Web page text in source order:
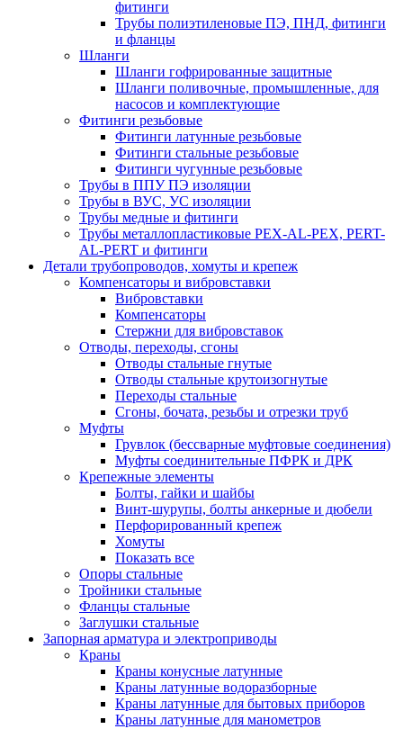
фитинги
Трубы полиэтиленовые ПЭ, ПНД, фитинги
и фланцы
Шланги
Шланги гофрированные защитные
Шланги поливочные, промышленные, для
насосов и комплектующие
Фитинги резьбовые
Фитинги латунные резьбовые
Фитинги стальные резьбовые
Фитинги чугунные резьбовые
Трубы в ППУ ПЭ изоляции
Трубы в ВУС, УС изоляции
Трубы медные и фитинги
Трубы металлопластиковые PEX-AL-PEX, PERT-
AL-PERT и фитинги
Детали трубопроводов, хомуты и крепеж
Компенсаторы и вибровставки
Вибровставки
Компенсаторы
Стержни для вибровставок
Отводы, переходы, сгоны
Отводы стальные гнутые
Отводы стальные крутоизогнутые
Переходы стальные
Сгоны, бочата, резьбы и отрезки труб
Муфты
Грувлок (бессварные муфтовые соединения)
Муфты соединительные ПФРК и ДРК
Крепежные элементы
Болты, гайки и шайбы
Винт-шурупы, болты анкерные и дюбели
Перфорированный крепеж
Хомуты
Показать все
Опоры стальные
Тройники стальные
Фланцы стальные
Заглушки стальные
Запорная арматура и электроприводы
Краны
Краны конусные латунные
Краны латунные водоразборные
Краны латунные для бытовых приборов
Краны латунные для манометров